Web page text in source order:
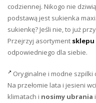
codziennej. Nikogo nie
podstawą jest sukienka
sukienkę? Jeśli nie, to już
Przejrzyj asortyment
odpowiedniego dla siebie.
Oryginalne i modne
Na przełomie lata i jesieni
klimatach i nosimy ubrania